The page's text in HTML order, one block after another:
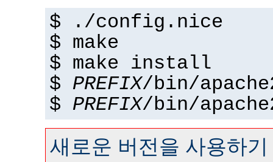
$ ./config.nice
$ make
$ make install
$ PREFIX/bin/
$ PREFIX/bin/
새로운 버전을 사용하